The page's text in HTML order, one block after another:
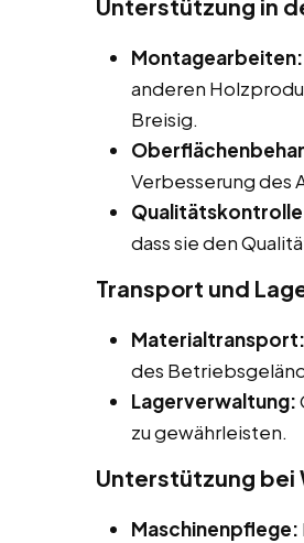
Unterstützung in
Montagearbeiten:
anderen
Breisig.
Verbesserung des
dass sie den
Transport und
Materialtransport:
des
Lagerverwaltung:
zu gewährleisten.
Unterstützung bei
Maschinenpflege: